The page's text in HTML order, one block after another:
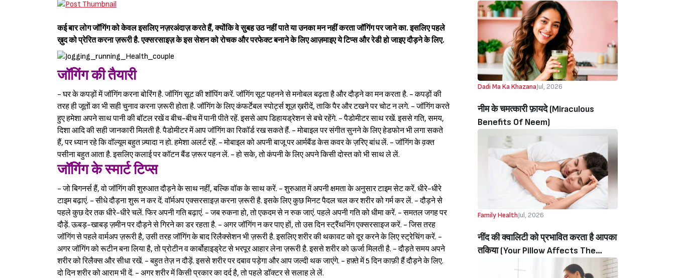
कई बार लोग जॉगिंग को केवल इसलिए नज़रअंदाज़ करते हैं, क्योंकि वे सुबह उठ नहीं पाते या उनका मन नहीं करता जॉगिंग पर जाने का. इसलिए पहले
ख़ुद को प्रेरित करना ज़रूरी है. एक्सरसाइज़ के इस सेशन को रोचक और परफेक्ट बनाने के लिए आज़माइए ये टिप्स और रेडी हो जाइए दौड़ने के लिए.
जॉगिंग की तैयारी
- घर के कपड़ों में जॉगिंग करना बोरिंग है. जॉगिंग सूट की शॉपिंग करें. जॉगिंग सूट पहनने से मनोबल बढ़ता है और दौड़ने का मन करता है. - कपड़ों की
तरह ही जूतों का भी सही चुनाव करना ज़रूरी होता है. जॉगिंग के लिए कंफर्टेबल स्पोर्ट्स शूज़ ख़रीदें, ताकि पैर और टखने पर चोट न लगे. - जॉगिंग करते
हुए हमेशा अपने साथ पानी की बॉटल रखें व बीच-बीच में पानी पीते रहें. इससे आप डिहायड्रेशन से बचे रहेंगे. - पैडोमीटर साथ रखें. इससे गति, समय,
दिशा आदि की सही जानकारी मिलती है. पैडोमीटर में आप जॉगिंग का रिकॉर्ड रख सकते हैं. - मोबाइल पर संगीत सुनने के लिए हेडफोन भी लगा सकते
हैं, पर ध्यान रहे कि वॉल्यूम बहुत ज़्यादा न हो. हमेशा अलर्ट रहें. - मोबाइल को अपनी बाजू पर आर्मबैंड केस कवर के ज़रिए बांध लें. - जॉगिंग के व़क्त
पसीना बहुत आता है. इसलिए कलाई पर कॉटन बैंड ज़रूर पहन लें. - हो सके, तो कंपनी के लिए अपने किसी दोस्त को भी साथ ले लें.
जॉगिंग के स्मार्ट टिप्स
- जो बिगनर्स हैं, वो जॉगिंग की शुरुआत दौड़ने के साथ नहीं, बल्कि वॉक के साथ करें. - शुरुआत में अपनी क्षमता के अनुसार टाइम सेट करें. धीरे-धीरे
टाइम बढ़ाएं. - सीधे दौड़ना शुरू न कर दें. वॉर्मअप एक्सरसाइज़ करना ज़रूरी है. इसके लिए कुछ मिनट पैदल चल कर शरीर को गर्म कर लें. - दौड़ने से
पहले कुछ देर तक धीरे-धीरे चलें. फिर अपनी गति बढ़ाएं. - जब रुकना हो, तो एकदम से न रुक जाएं. पहले अपनी गति को धीमा करें. - समतल जगह पर
दौड़ें. ऊबड़-खाबड़ ज़मीन पर दौड़ने से गिरने का डर रहता है. - अगर जॉगिंग न कर पाए हों, तो उस दिन स्ट्रैंथनिंग एक्सरसाइज करें. - जिस तरह
जॉगिंग से पहले वार्मअप ज़रूरी है, उसी तरह जॉगिंग के बाद रिलैक्सेशन भी ज़रूरी है. इसलिए शरीर की थकावट को दूर करने के लिए स्ट्रेचिंग करें. -
अगर जॉगिंग को रूटीन बना लिया है, तो प्रोटीन व कार्बोहाइड्रेट से भरपूर आहार लेना ज़रूरी है. इससे शरीर को ऊर्जा मिलती है. - दौड़ते समय अपने
शरीर को रिलैक्स और सीधा रखें. - बहुत तेज़ न दौड़ें. इससे शरीर पर दबाव पड़ेगा और आप जल्दी थक जाएंगे. - हफ़्ते में 5 दिन काफ़ी हैं दौड़ने के लिए.
दो दिन शरीर को आराम भी दें. - अगर शरीर में किसी प्रकार का दर्द है, तो पहले डॉक्टर से सलाह ले लें.
Dadi Ma Ka KhazanaJul, 2026
नीम के चमत्कारी फ़ायदे (Miraculous
Benefits Of Neem)
Family HealthJul, 2026
नींद की क्वालिटी को प्रभावित करता है आपका
तकिया (Your Pillow Affects The